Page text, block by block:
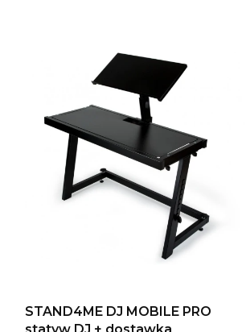
STAND4ME DJ MOBILE PRO